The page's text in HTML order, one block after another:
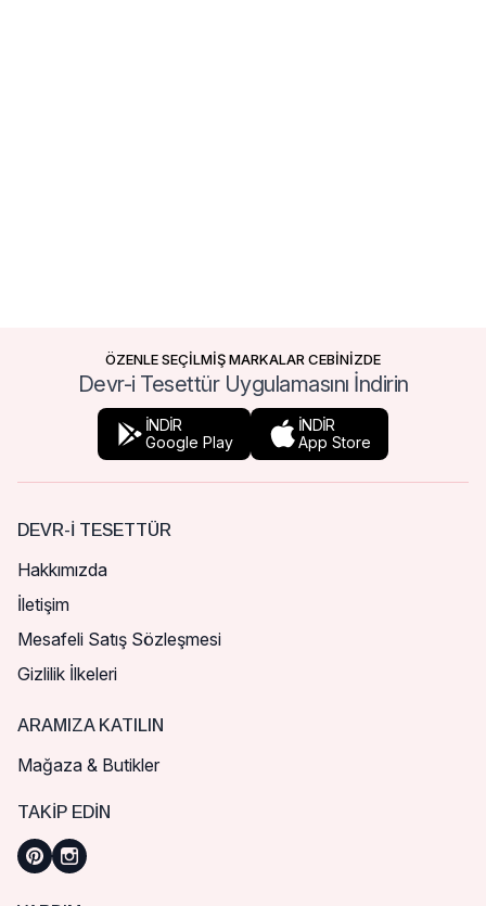
ÖZENLE SEÇİLMİŞ MARKALAR CEBİNİZDE
Devr-i Tesettür Uygulamasını İndirin
İNDİR
Google Play
İNDİR
App Store
DEVR-I TESETTÜR
Hakkımızda
İletişim
Mesafeli Satış Sözleşmesi
Gizlilik İlkeleri
ARAMIZA KATILIN
Mağaza & Butikler
TAKIP EDIN